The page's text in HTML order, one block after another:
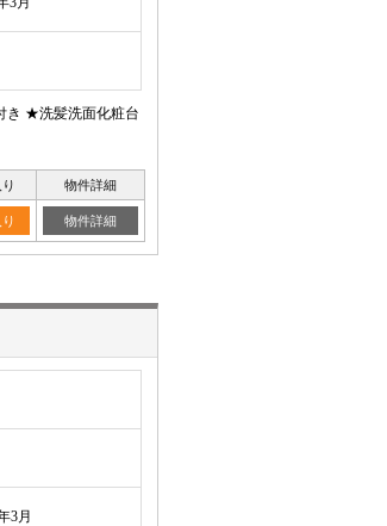
き ★洗髪洗面化粧台
物件詳細
物件詳細
3月